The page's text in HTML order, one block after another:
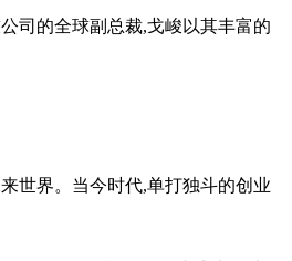
司的全球副总裁,戈峻以其丰富的
世界。当今时代,单打独斗的创业